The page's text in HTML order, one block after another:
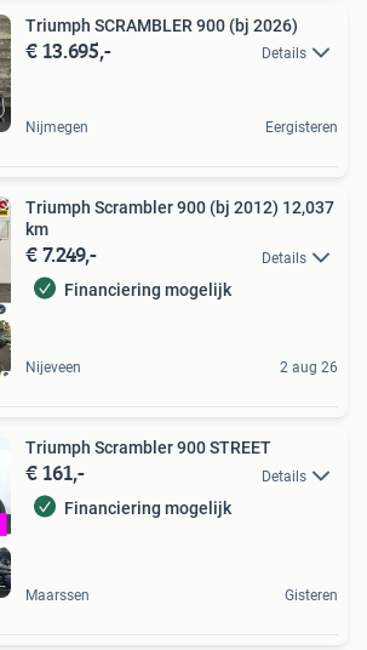
Triumph SCRAMBLER 900 (bj 2026)
€ 13.695,- Details
Nijmegen Eergisteren
Triumph Scrambler 900 (bj 2012) 12,037
km
€ 7.249,- Details
Financiering mogelijk
Nijeveen 2 aug 26
Triumph Scrambler 900 STREET
€ 161,- Details
Financiering mogelijk
Maarssen Gisteren